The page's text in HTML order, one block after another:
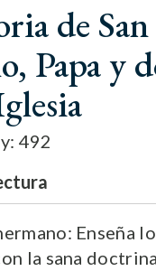
de
Papa y
492
Enseña
la sana